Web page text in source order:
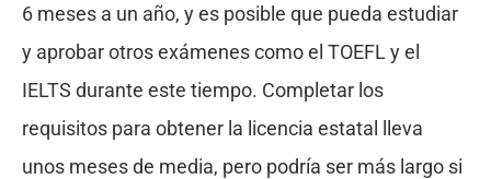
6 meses a un año, y es posible que pueda estudiar
y aprobar otros exámenes como el TOEFL y el
IELTS durante este tiempo. Completar los
requisitos para obtener la licencia estatal lleva
unos meses de media, pero podría ser más largo si